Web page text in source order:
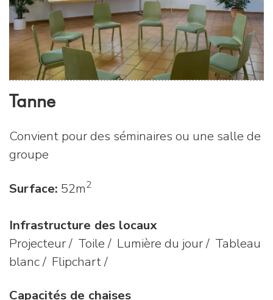
Tanne
Convient pour des séminaires ou une salle de
groupe
Surface: 52m2
Infrastructure des locaux
Projecteur / Toile / Lumière du jour / Tableau
blanc / Flipchart /
Capacités de chaises